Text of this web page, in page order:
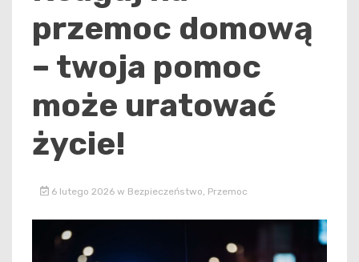
przemoc domową
– twoja pomoc
może uratować
życie!
6 lutego 2026 w Bezpieczeństwo Przemoc